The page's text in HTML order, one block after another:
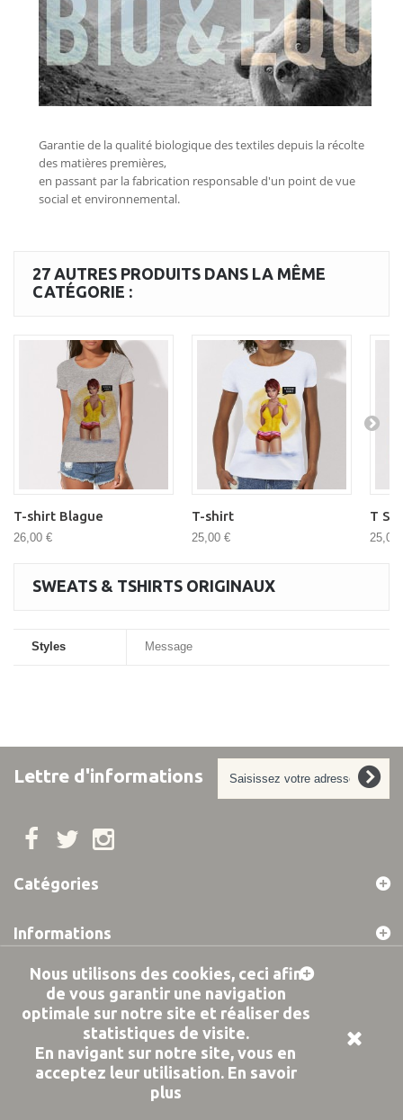
27 AUTRES PRODUITS DANS LA MÊME
CATÉGORIE :
T-shirt Blague
26,00 €
T-shirt
25,00 €
T
25,00
SWEATS & TSHIRTS ORIGINAUX
Styles Message
Lettre d'informations
Catégories
Informations
Design Agence Idole
Mon compte
Informations sur votre boutique
Nous utilisons des cookies, ceci afin
de vous garantir une navigation
optimale sur notre site et réaliser des
statistiques de visite.
En navigant sur notre site, vous en
acceptez leur utilisation. En savoir
plus